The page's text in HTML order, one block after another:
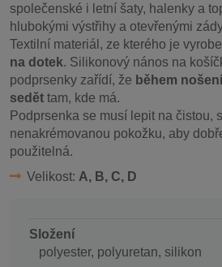
společenské i letní šaty, halenky a
hlubokými výstřihy a otevřenými
Textilní materiál, ze kterého je
na dotek. Silikonový nános na
podprsenky zařídí, že během
sedět tam, kde má.
Podprsenka se musí lepit na čistou,
nenakrémovanou pokožku, aby
použitelná.
Velikost: A, B, C, D
Složení
polyester, polyuretan, silikon